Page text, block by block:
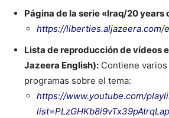
Página de la serie «Iraq/20 years
https://
Lista de reproducción de vídeos
Jazeera English): Contiene
programas sobre el tema:
https://www.youtube.com/